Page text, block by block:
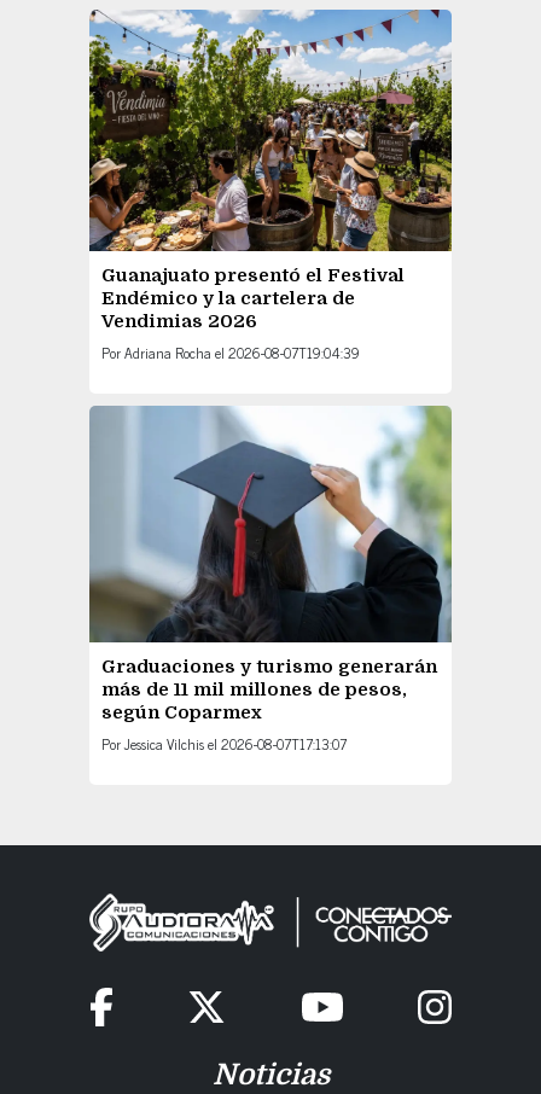
Guanajuato presentó el Festival
Endémico y la cartelera de
Vendimias 2026
PorAdriana Rocha el 2026-08-07T19:04:39
Graduaciones y turismo generarán
más de 11 mil millones de pesos,
según Coparmex
PorJessica Vilchisel 2026-08-07T17:13:07
Noticias